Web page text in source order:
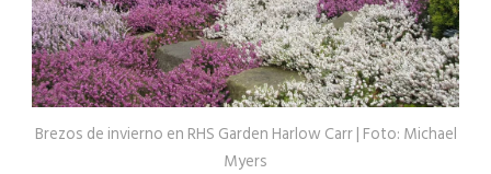
Brezos de invierno en RHS Garden Harlow Carr | Foto: Michael
Myers